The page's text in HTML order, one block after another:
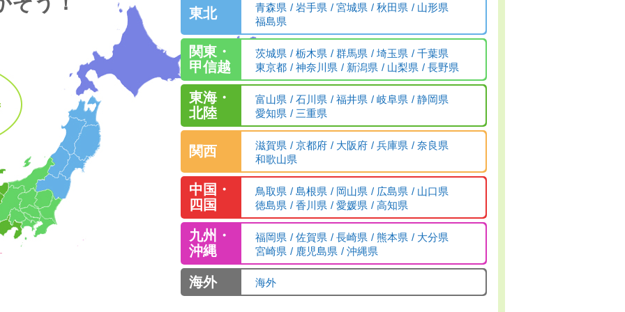
東北 青森県 岩手県 宮城県 秋田県
山形県
福島県
関東・
甲信越
茨城県 栃木県 群馬県 埼玉県
千葉県
東京都
神奈川県 新潟県 山梨県 長野県
東海・
北陸
富山県 石川県 福井県 岐阜県
静岡県
愛知県
三重県
関西 滋賀県 京都府 大阪府 兵庫県
奈良県
和歌山県
中国・
四国
鳥取県 島根県 岡山県 広島県
山口県
徳島県
香川県 愛媛県 高知県
九州・
沖縄
福岡県 佐賀県 長崎県 熊本県
大分県
宮崎県
鹿児島県 沖縄県
海外 海外